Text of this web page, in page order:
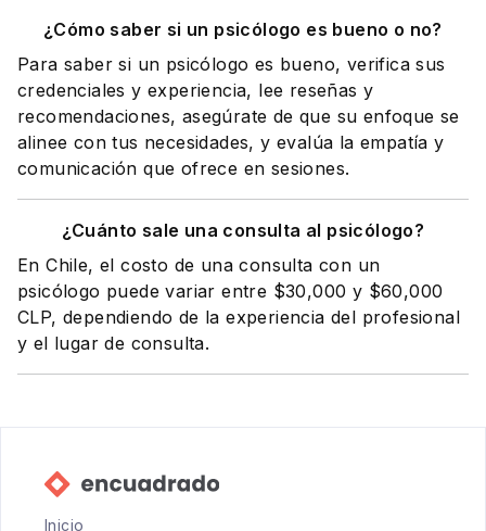
¿Cómo saber si un psicólogo es bueno o no?
Para saber si un psicólogo es bueno, verifica sus
credenciales y experiencia, lee reseñas y
recomendaciones, asegúrate de que su enfoque se
alinee con tus necesidades, y evalúa la empatía y
comunicación que ofrece en sesiones.
¿Cuánto sale una consulta al psicólogo?
En Chile, el costo de una consulta con un
psicólogo puede variar entre $30,000 y $60,000
CLP, dependiendo de la experiencia del profesional
y el lugar de consulta.
Inicio